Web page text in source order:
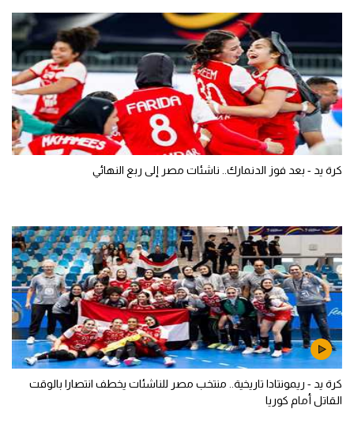
كرة يد - بعد فوز الدنمارك.. ناشئات مصر إلى ربع النهائي
كرة يد - ريمونتادا تاريخية.. منتخب مصر للناشئات يخطف انتصارا بالوقت
القاتل أمام كوريا